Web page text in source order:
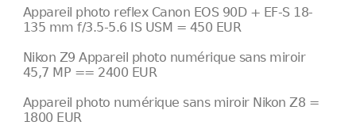
Appareil photo reflex Canon EOS 90D + EF-S 18-
135 mm f/3.5-5.6 IS USM = 450 EUR
Nikon Z9 Appareil photo numérique sans miroir
45,7 MP == 2400 EUR
Appareil photo numérique sans miroir Nikon Z8 =
1800 EUR